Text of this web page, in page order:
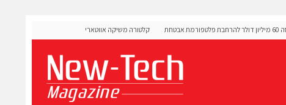
OLIGO Security גייסה 60 מיליון דולר להרחבת פלטפורמת אבטחת
קלטורה משיקה אווטארים עם אינטליגנציה רגשית לתרגול